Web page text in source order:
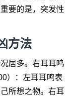
要的是，突发性
方法
居多。右耳耳鸣
）：左耳耳鸣表
所想之物。右耳